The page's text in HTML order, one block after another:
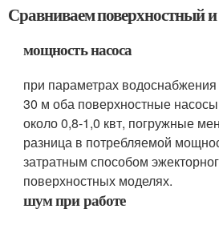
Сравниваем поверхностный
мощность насоса
при параметрах
30 м оба поверхностные
около 0,8-1,0 квт, погружные
разница в потребляемой
затратным способом
поверхностных моделях.
шум при работе